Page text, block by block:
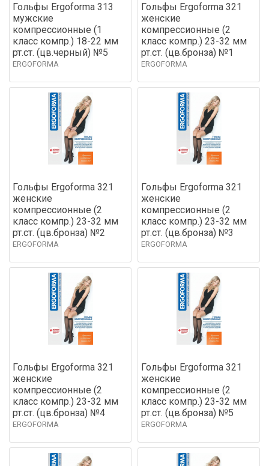
Гольфы Ergoforma 313
мужские
компрессионные (1
класс компр.) 18-22 мм
рт.ст. (цв.черный) №5
ERGOFORMA
Гольфы Ergoforma 321
женские
компрессионные (2
класс компр.) 23-32 мм
рт.ст. (цв.бронза) №1
ERGOFORMA
Гольфы Ergoforma 321
женские
компрессионные (2
класс компр.) 23-32 мм
рт.ст. (цв.бронза) №2
ERGOFORMA
Гольфы Ergoforma 321
женские
компрессионные (2
класс компр.) 23-32 мм
рт.ст. (цв.бронза) №3
ERGOFORMA
Гольфы Ergoforma 321
женские
компрессионные (2
класс компр.) 23-32 мм
рт.ст. (цв.бронза) №4
ERGOFORMA
Гольфы Ergoforma 321
женские
компрессионные (2
класс компр.) 23-32 мм
рт.ст. (цв.бронза) №5
ERGOFORMA